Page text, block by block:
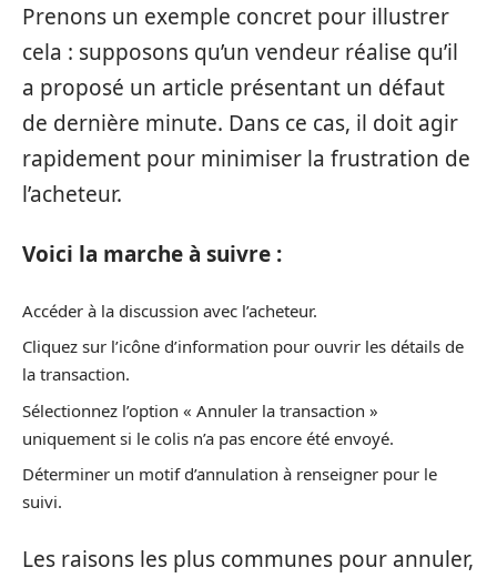
Prenons un exemple concret pour illustrer
cela : supposons qu’un vendeur réalise qu’il
a proposé un article présentant un défaut
de dernière minute. Dans ce cas, il doit agir
rapidement pour minimiser la frustration de
l’acheteur.
Voici la marche à suivre :
Accéder à la discussion avec l’acheteur.
Cliquez sur l’icône d’information pour ouvrir les détails de
la transaction.
Sélectionnez l’option « Annuler la transaction »
uniquement si le colis n’a pas encore été envoyé.
Déterminer un motif d’annulation à renseigner pour le
suivi.
Les raisons les plus communes pour annuler,